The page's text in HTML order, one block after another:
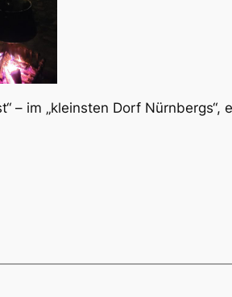
– im „kleinsten Dorf Nürnbergs“,